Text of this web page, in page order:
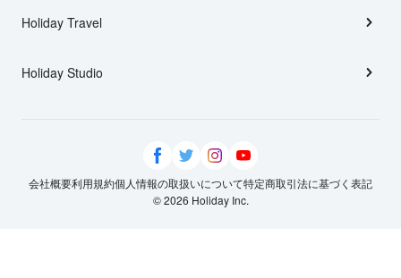
Holiday Travel
Holiday Studio
会社概要利用規約個人情報の取扱いについて特定商取引法に基づく表記
© 2026 Holiday Inc.